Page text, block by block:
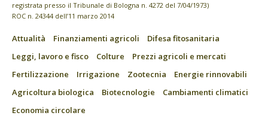
registrata presso il Tribunale di Bologna n. 4272 del 7/04/1973)
ROC n. 24344 dell’11 marzo 2014
Attualità Finanziamenti agricoli
Difesa fitosanitaria
Leggi, lavoro e fisco
Colture
Prezzi agricoli e mercati
Fertilizzazione
Irrigazione Zootecnia
Energie rinnovabili
Agricoltura biologica
Biotecnologie
Cambiamenti climatici
Economia circolare